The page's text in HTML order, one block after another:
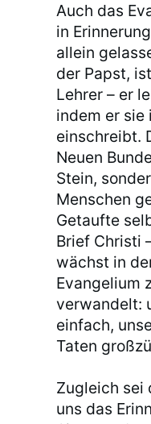
Auch das
in
allein
der Papst,
Lehrer – er
indem er sie
einschreibt.
Neuen
Stein,
Menschen
Getaufte
Brief Christi
wächst in
Evangelium
verwandelt:
einfach,
Taten
Zugleich sei
uns das